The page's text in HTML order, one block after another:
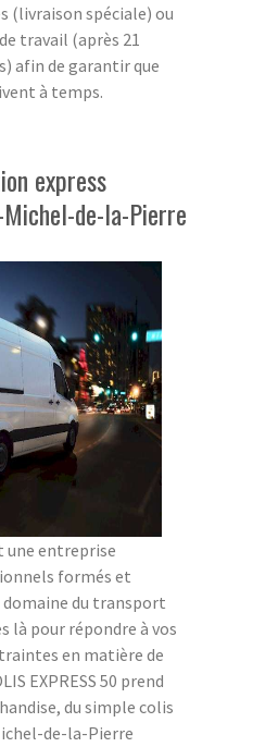
(livraison spéciale) ou
travail (après 21
afin de garantir que
à temps.
express
de-la-Pierre
une entreprise
formés et
du transport
là pour répondre à vos
en matière de
EXPRESS 50 prend
du simple colis
de-la-Pierre